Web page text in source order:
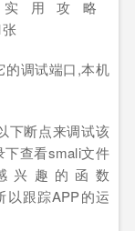
的调试端口,本机
下断点来调试该
查看smali文件
兴趣的函数
以跟踪APP的运